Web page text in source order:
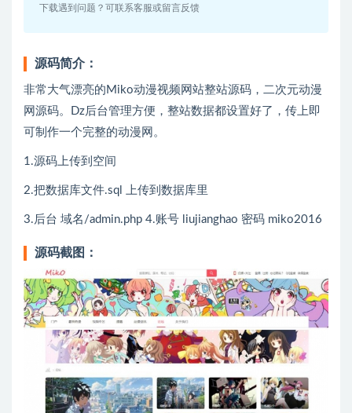
下载遇到问题？可联系客服或留言反馈
源码简介：
非常大气漂亮的Miko动漫视频网站整站源码，二次元动漫
网源码。Dz后台管理方便，整站数据都设置好了，传上即
可制作一个完整的动漫网。
1.源码上传到空间
2.把数据库文件.sql 上传到数据库里
3.后台 域名/admin.php 4.账号 liujianghao 密码 miko2016
源码截图：